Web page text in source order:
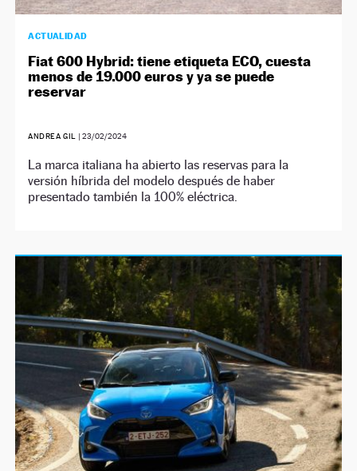
ACTUALIDAD
Fiat 600 Hybrid: tiene etiqueta ECO, cuesta
menos de 19.000 euros y ya se puede
reservar
ANDREA GIL | 23/02/2024
La marca italiana ha abierto las reservas para la
versión híbrida del modelo después de haber
presentado también la 100% eléctrica.